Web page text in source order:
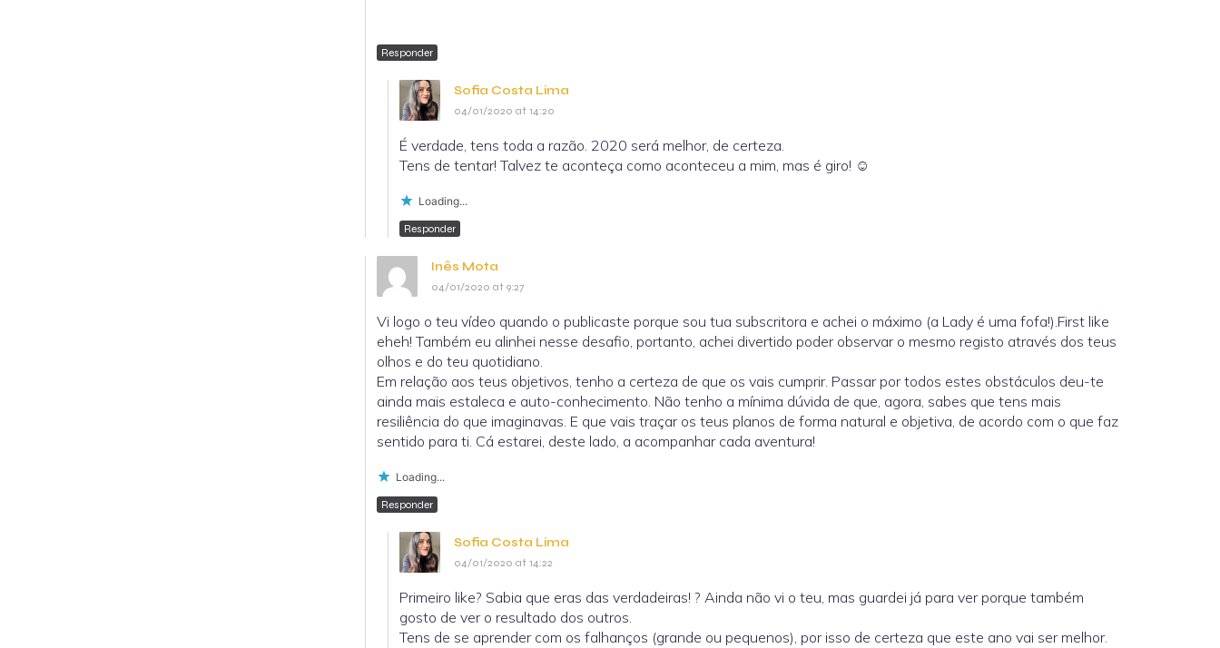
Responder
Sofia Costa Lima
04/01/2020 at 14:20
É verdade, tens toda a razão. 2020 será melhor, de certeza.
Tens de tentar! Talvez te aconteça como aconteceu a mim, mas é giro! ☺
Loading...
Responder
Inês Mota
04/01/2020 at 9:27
Vi logo o teu vídeo quando o publicaste porque sou tua subscritora e achei o máximo (a Lady é uma fofa!).First like
eheh! Também eu alinhei nesse desafio, portanto, achei divertido poder observar o mesmo registo através dos teus
olhos e do teu quotidiano.
Em relação aos teus objetivos, tenho a certeza de que os vais cumprir. Passar por todos estes obstáculos deu-te
ainda mais estaleca e auto-conhecimento. Não tenho a mínima dúvida de que, agora, sabes que tens mais
resiliência do que imaginavas. E que vais traçar os teus planos de forma natural e objetiva, de acordo com o que faz
sentido para ti. Cá estarei, deste lado, a acompanhar cada aventura!
Loading...
Responder
Sofia Costa Lima
04/01/2020 at 14:22
Primeiro like? Sabia que eras das verdadeiras! ? Ainda não vi o teu, mas guardei já para ver porque também
gosto de ver o resultado dos outros.
Tens de se aprender com os falhanços (grande ou pequenos), por isso de certeza que este ano vai ser melhor.